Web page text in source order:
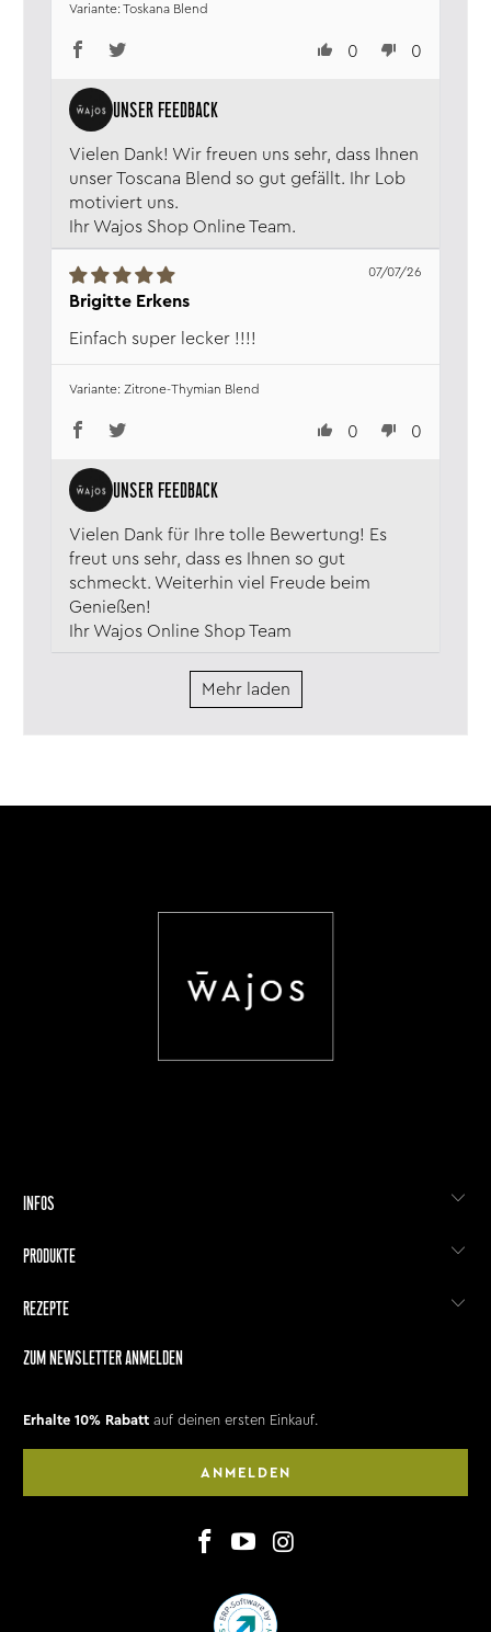
0 0
Vielen Dank! Wir freuen uns sehr, dass Ihnen
unser Toscana Blend so gut gefällt. Ihr Lob
motiviert uns.
Ihr Wajos Shop Online Team.
Toskana Blend
Brigitte Erkens
07/07/26
Einfach super lecker !!!!
0 0
Vielen Dank für Ihre tolle Bewertung! Es
freut uns sehr, dass es Ihnen so gut
schmeckt. Weiterhin viel Freude beim
Genießen!
Ihr Wajos Online Shop Team
Zitrone-Thymian Blend
Mehr laden
INFOS
PRODUKTE
REZEPTE
ZUM NEWSLETTER ANMELDEN
Erhalte 10% Rabatt auf deinen ersten Einkauf.
ANMELDEN